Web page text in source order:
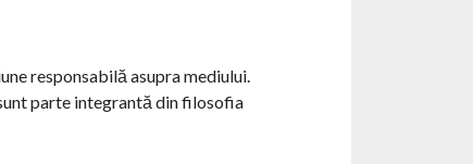
responsabilă asupra mediului.
parte integrantă din filosofia